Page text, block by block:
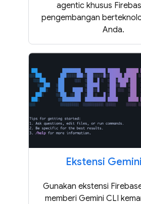
agentic khusus
pengembangan
Anda.
Ekstensi
Gunakan ekstensi
memberi Gemini CLI